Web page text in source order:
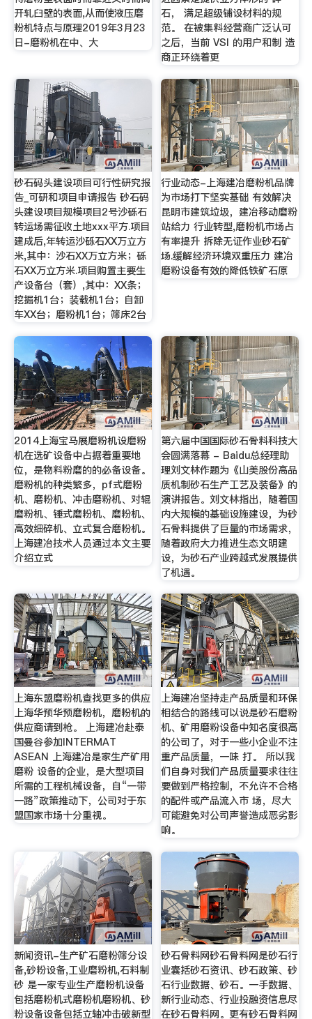
开轧臼壁的表面,从而使液压磨
粉机特点与原理2019年3月23
日-磨粉机在中、大
石， 满足超级铺设材料的规
范。 在被集料经营商广泛认可
之后，当前 VSI 的用户和制 造
商正环绕着更
砂石码头建设项目可行性研究报
告_可研和项目申请报告 砂石码
头建设项目规模项目2号沙砾石
转运场需征收土地xxx平方.项目
建成后,年转运沙砾石XX万立方
米,其中：沙石XX万立方米；砾
石XX万立方米.项目购置主要生
产设备台（套）,其中：XX条；
挖掘机1台；装载机1台；自卸
车XX台；磨粉机1台；筛床2台
行业动态-上海建冶磨粉机品牌
为市场打下坚实基础 有效解决
昆明市建筑垃圾，建冶移动磨粉
站给力 行业转型,磨粉机市场占
有率提升 拆除无证作业砂石矿
场.缓解经济环境双重压力 建冶
磨粉设备有效的降低铁矿石原
2014上海宝马展磨粉机设磨粉
机在选矿设备中占据着重要地
位，是物料粉磨的的必备设备。
磨粉机的种类繁多，pf式磨粉
机、磨粉机、冲击磨粉机、对辊
磨粉机、锤式磨粉机、磨粉机、
高效细碎机、立式复合磨粉机。
上海建冶技术人员通过本文主要
介绍立式
第六届中国国际砂石骨料科技大
会圆满落幕 - Baidu总经理助
理刘文林作题为《山美股份高品
质机制砂石生产工艺及装备》的
演讲报告。刘文林指出，随着国
内大规模的基础设施建设，为砂
石骨料提供了巨量的市场需求，
随着政府大力推进生态文明建
设，为砂石产业跨越式发展提供
了机遇。
上海东盟磨粉机查找更多的供应
上海华预华预磨粉机，磨粉机的
供应商请到枪。 上海建冶赴泰
国曼谷参加INTERMAT
ASEAN 上海建冶是家生产矿用
磨粉 设备的企业，是大型项目
所需的工程机械设备，自“一带
一路”政策推动下，公司对于东
盟国家市场十分重视。
上海建冶坚持走产品质量和环保
相结合的路线可以说是砂石磨粉
机、矿用磨粉设备中知名度很高
的公司了，对于一些小企业不注
重产品质量，一味 打。 所以我
们自身对我们产品质量要求往往
要做到严格控制，不允许不合格
的配件或产品流入市 场，尽大
可能避免对公司声誉造成恶劣影
响。
新闻资讯-生产矿石磨粉筛分设
备,砂粉设备,工业磨粉机,石料制
砂 是一家专业生产磨粉机设备
包括磨粉机式磨粉机磨粉机、砂
粉设备设备包括立轴冲击破新型
砂石骨料网砂石骨料网是砂石行
业囊括砂石资讯、砂石政策、砂
石行业数据、砂石。一手数据、
新行业动态、行业投融资信息尽
在砂石骨料网。更有砂石骨料网